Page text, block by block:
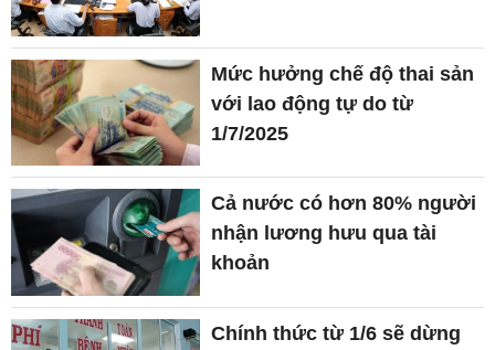
Mức hưởng chế độ thai sản
với lao động tự do từ
1/7/2025
Cả nước có hơn 80% người
nhận lương hưu qua tài
khoản
Chính thức từ 1/6 sẽ dừng